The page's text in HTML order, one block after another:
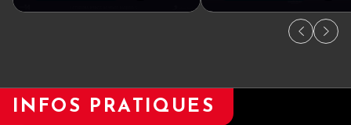
INFOS PRATIQUES